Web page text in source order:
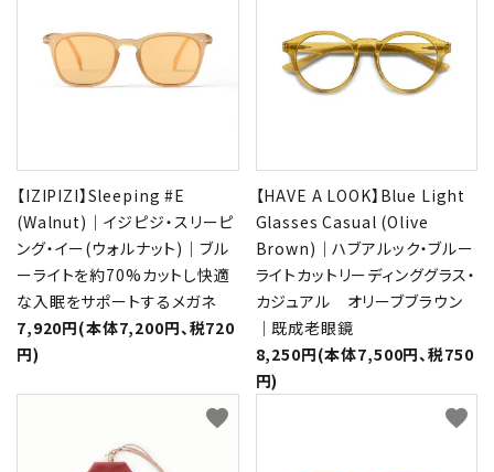
【IZIPIZI】Sleeping #E
(Walnut)｜イジピジ・スリーピ
ング・イー(ウォルナット)｜ブル
ーライトを約70%カットし快適
な入眠をサポートするメガネ
7,920円(本体7,200円、税720
円)
【HAVE A LOOK】Blue Light
Glasses Casual (Olive
Brown)｜ハブアルック・ブルー
ライトカットリーディンググラス・
カジュアル オリーブブラウン
｜既成老眼鏡
8,250円(本体7,500円、税750
円)
favorite favorite